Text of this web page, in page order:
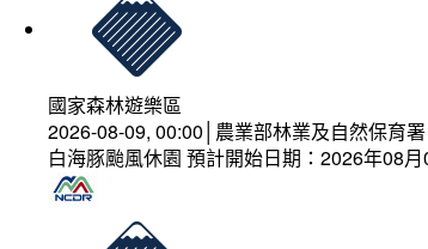
國家森林遊樂區
2026-08-09, 00:00│農業部林業及自然保育署
白海豚颱風休園 預計開始日期：2026年08